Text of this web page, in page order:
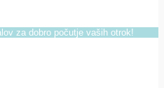
za dobro počutje vaših otrok!